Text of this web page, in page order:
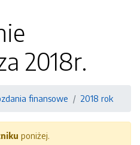
2018r.
finansowe 2018 rok
poniżej.